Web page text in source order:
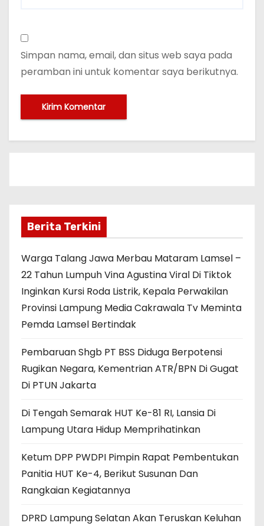
Simpan nama, email, dan situs web saya pada
peramban ini untuk komentar saya berikutnya.
Berita Terkini
Warga Talang Jawa Merbau Mataram Lamsel –
22 Tahun Lumpuh Vina Agustina Viral Di Tiktok
Inginkan Kursi Roda Listrik, Kepala Perwakilan
Provinsi Lampung Media Cakrawala Tv Meminta
Pemda Lamsel Bertindak
Pembaruan Shgb PT BSS Diduga Berpotensi
Rugikan Negara, Kementrian ATR/BPN Di Gugat
Di PTUN Jakarta
Di Tengah Semarak HUT Ke-81 RI, Lansia Di
Lampung Utara Hidup Memprihatinkan
Ketum DPP PWDPI Pimpin Rapat Pembentukan
Panitia HUT Ke-4, Berikut Susunan Dan
Rangkaian Kegiatannya
DPRD Lampung Selatan Akan Teruskan Keluhan